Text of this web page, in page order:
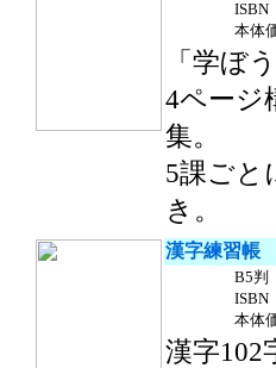
ISBN
本体
「学ぼ
4ページ
集。
5課ごと
き。
漢字練習帳
B5判
ISBN
本体
漢字102